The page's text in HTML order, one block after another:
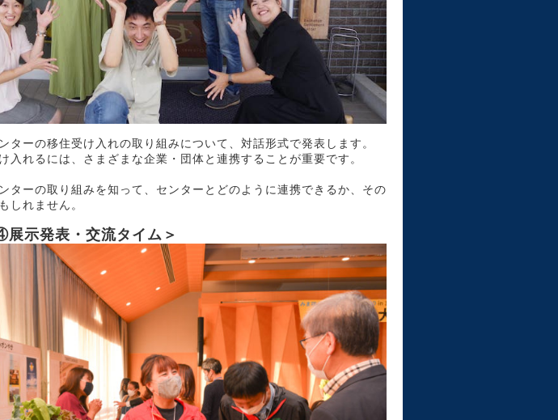
ターの移住受け入れの取り組みについて、対話形式で発表します。
入れるには、さまざまな企業・団体と連携することが重要です。
ターの取り組みを知って、センターとどのように連携できるか、その
しれません。
展示発表・交流タイム＞